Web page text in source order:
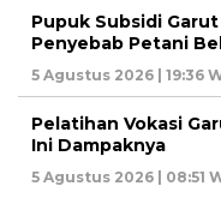
Pupuk Subsidi
Penyebab Petani
5 Agustus 2026 | 19:36
Pelatihan Vokasi
Ini Dampaknya
5 Agustus 2026 | 08:51